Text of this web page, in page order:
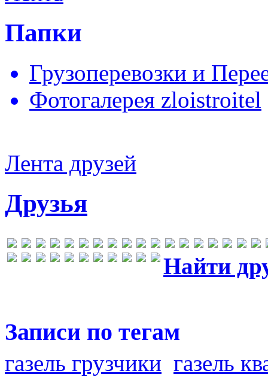
Папки
Грузоперевозки и
Фотогалерея zloistroitel
Лента друзей
Друзья
Найти
Записи по тегам
газель грузчики газель